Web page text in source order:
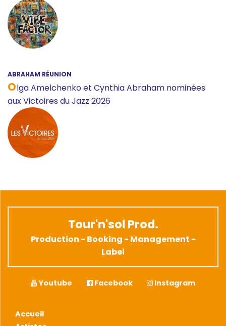
ABRAHAM RÉUNION
Olga Amelchenko et Cynthia Abraham nominées
aux Victoires du Jazz 2026
Tour'n'sol Prod.
Production - Booking - Management -
Label
Youtube Facebook Instagram
Accueil